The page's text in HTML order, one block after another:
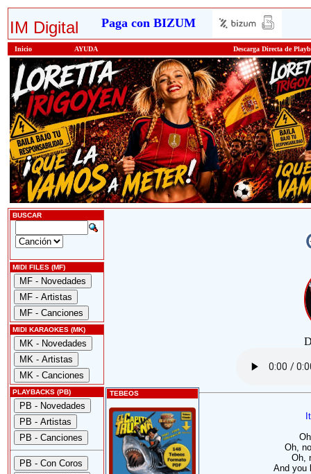
IM Digital Paga con BIZUM
Inicio AYUDA Descarga Directa de
BUSCAR
MIDI FILES (MF)
MIDI KARAOKES (MK)
PLAYBACKS (PB) TEBEOS
Oh,
Oh,
And you